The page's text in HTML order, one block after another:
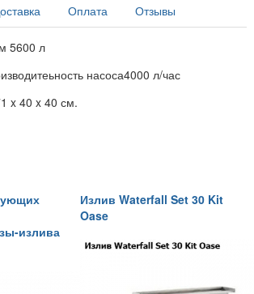
Оплата Отзывы
5600 л
насоса4000 л/час
x 40 x 40 см.
излива
Излив Waterfall Set 30 Kit
Oase